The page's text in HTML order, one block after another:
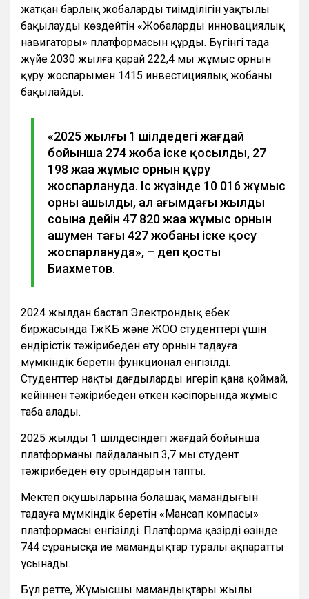
жатқан барлық жобалардың тиімділігін уақтылы
бақылауды көздейтін «Жобалардың инновациялық
навигаторы» платформасын құрды. Бүгінгі таңда
жүйе 2030 жылға қарай 222,4 мың жұмыс орнын
құру жоспарымен 1415 инвестициялық жобаны
бақылайды.
«2025 жылғы 1 шілдедегі жағдай
бойынша 274 жоба іске қосылды, 27
198 жаңа жұмыс орнын құру
жоспарлануда. Іс жүзінде 10 016 жұмыс
орны ашылды, ал ағымдағы жылдың
соңына дейін 47 820 жаңа жұмыс орнын
ашумен тағы 427 жобаны іске қосу
жоспарлануда», – деп қосты
Биахметов.
2024 жылдан бастап Электрондық еңбек
биржасында ТжКБ және ЖОО студенттері үшін
өндірістік тәжірибеден өту орнын таңдауға
мүмкіндік беретін функционал енгізілді.
Студенттер нақты дағдыларды игеріп қана қоймай,
кейіннен тәжірибеден өткен кәсіпорында жұмыс
таба алады.
2025 жылдың 1 шілдесіндегі жағдай бойынша
платформаны пайдаланып 3,7 мың студент
тәжірибеден өту орындарын тапты.
Мектеп оқушыларына болашақ мамандығын
таңдауға мүмкіндік беретін «Мансап компасы»
платформасы енгізілді. Платформа қазірдің өзінде
744 сұранысқа ие мамандықтар туралы ақпаратты
ұсынады.
Бұл ретте, Жұмысшы мамандықтары жылы